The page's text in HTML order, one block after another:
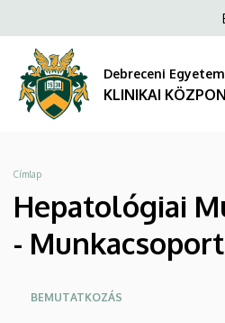
Munkacsoport
Munkacsoport
Tagok
KLINIKAI
a
tartalomra
Debreceni Egyetem
KLINIKAI
Morzsa
Címlap
Hepatológiai
-
Oldalmenü
BEMUTATKOZÁS